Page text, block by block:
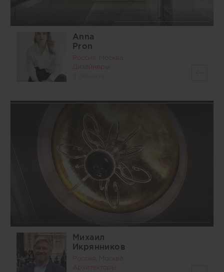
Anna
Pron
Россия, Москва
Дизайнеры
Михаил
Икрянников
Россия, Москва
Архитекторы